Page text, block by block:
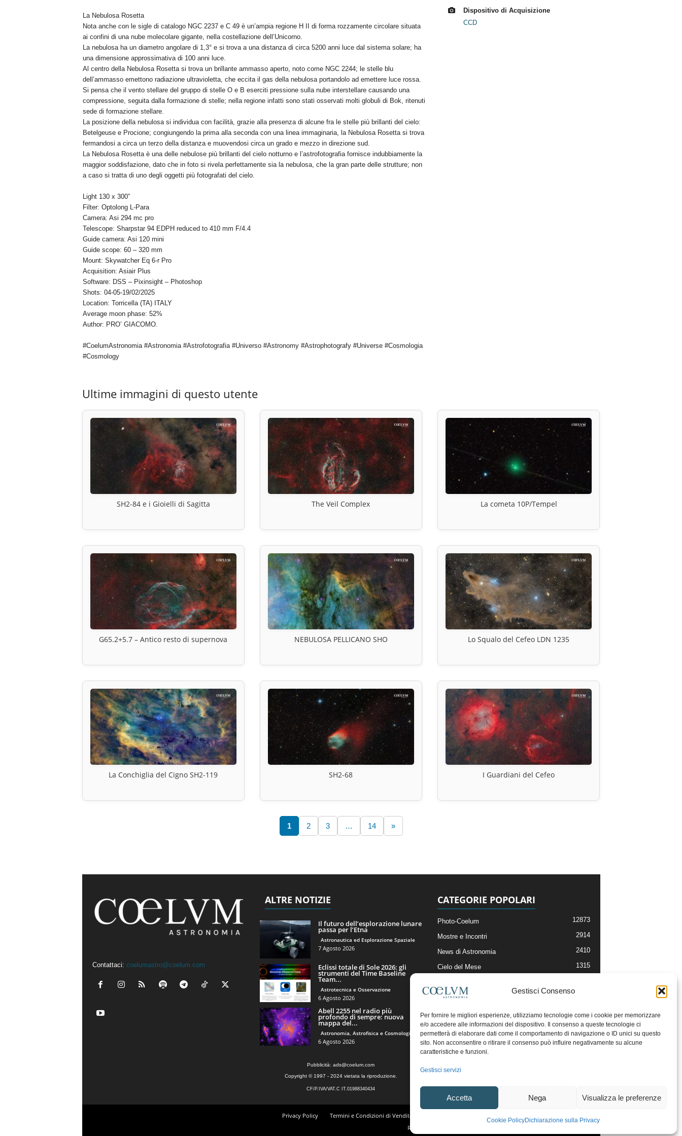
Gestisci Consenso
Per fornire le migliori esperienze, utilizziamo tecnologie come i cookie per memorizzare
e/o accedere alle informazioni del dispositivo. Il consenso a queste tecnologie ci
permetterà di elaborare dati come il comportamento di navigazione o ID unici su questo
sito. Non acconsentire o ritirare il consenso può influire negativamente su alcune
caratteristiche e funzioni.
Gestisci servizi
Accetta Nega Visualizza le preferenze
Cookie PolicyDichiarazione sulla Privacy
La Nebulosa Rosetta
Nota anche con le sigle di catalogo NGC 2237 e C 49 è un’ampia regione H II di forma rozzamente circolare situata
ai confini di una nube molecolare gigante, nella costellazione dell’Unicorno.
La nebulosa ha un diametro angolare di 1,3° e si trova a una distanza di circa 5200 anni luce dal sistema solare; ha
una dimensione approssimativa di 100 anni luce.
Al centro della Nebulosa Rosetta si trova un brillante ammasso aperto, noto come NGC 2244; le stelle blu
dell’ammasso emettono radiazione ultravioletta, che eccita il gas della nebulosa portandolo ad emettere luce rossa.
Si pensa che il vento stellare del gruppo di stelle O e B eserciti pressione sulla nube interstellare causando una
compressione, seguita dalla formazione di stelle; nella regione infatti sono stati osservati molti globuli di Bok, ritenuti
sede di formazione stellare.
La posizione della nebulosa si individua con facilità, grazie alla presenza di alcune fra le stelle più brillanti del cielo:
Betelgeuse e Procione; congiungendo la prima alla seconda con una linea immaginaria, la Nebulosa Rosetta si trova
fermandosi a circa un terzo della distanza e muovendosi circa un grado e mezzo in direzione sud.
La Nebulosa Rosetta è una delle nebulose più brillanti del cielo notturno e l’astrofotografia fornisce indubbiamente la
maggior soddisfazione, dato che in foto si rivela perfettamente sia la nebulosa, che la gran parte delle strutture; non
a caso si tratta di uno degli oggetti più fotografati del cielo.
Light 130 x 300”
Filter: Optolong L-Para
Camera: Asi 294 mc pro
Telescope: Sharpstar 94 EDPH reduced to 410 mm F/4.4
Guide camera: Asi 120 mini
Guide scope: 60 – 320 mm
Mount: Skywatcher Eq 6-r Pro
Acquisition: Asiair Plus
Software: DSS – Pixinsight – Photoshop
Shots: 04-05-19/02/2025
Location: Torricella (TA) ITALY
Average moon phase: 52%
Author: PRO’ GIACOMO.
#CoelumAstronomia #Astronomia #Astrofotografia #Universo #Astronomy #Astrophotografy #Universe #Cosmologia
#Cosmology
Dispositivo di Acquisizione
CCD
Ultime immagini di questo utente
SH2-84 e i Gioielli di Sagitta The Veil Complex La cometa 10P/Tempel
G65.2+5.7 – Antico resto di supernova NEBULOSA PELLICANO SHO Lo Squalo del Cefeo LDN 1235
La Conchiglia del Cigno SH2-119 SH2-68 I Guardiani del Cefeo
1 2 3 … 14 »
Contattaci: coelumastro@coelum.com
ALTRE NOTIZIE
Il futuro dell’esplorazione lunare
passa per l’Etna
Astronautica ed Esplorazione Spaziale
7 Agosto 2026
Eclissi totale di Sole 2026: gli
strumenti del Time Baseline
Team...
Astrotecnica e Osservazione
6 Agosto 2026
Abell 2255 nel radio più
profondo di sempre: nuova
mappa del...
Astronomia, Astrofisica e Cosmologia
6 Agosto 2026
CATEGORIE POPOLARI
Photo-Coelum 12873
Mostre e Incontri 2914
News di Astronomia 2410
Cielo del Mese 1315
Articoli e Risorse On-Line
Il Blog della Redazione
Pubblicità: ads@coelum.com
Copyright © 1997 - 2024 vietata la riproduzione.
CF/P.IVA/VAT.C IT.01988340434
Privacy Policy Termini e Condizioni di Vendita
Regolamento Community e Aree di Discussione